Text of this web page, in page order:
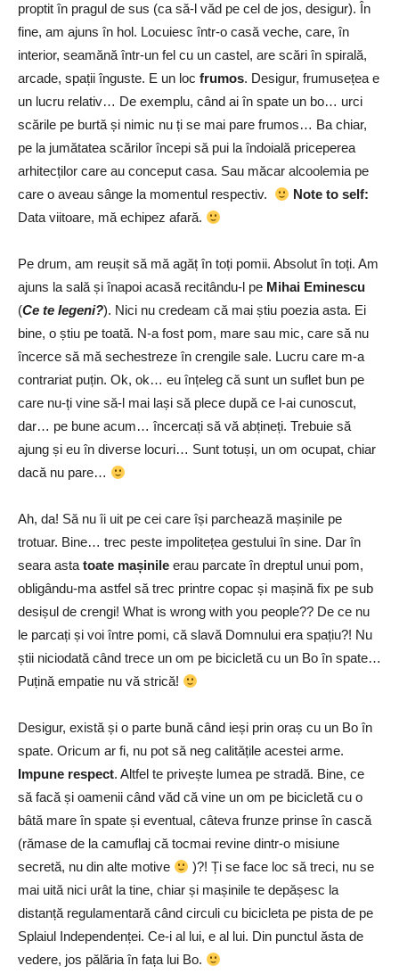
proptit în pragul de sus (ca să-l văd pe cel de jos, desigur). În
fine, am ajuns în hol. Locuiesc într-o casă veche, care, în
interior, seamănă într-un fel cu un castel, are scări în spirală,
arcade, spații înguste. E un loc frumos. Desigur, frumusețea e
un lucru relativ… De exemplu, când ai în spate un bo… urci
scările pe burtă și nimic nu ți se mai pare frumos… Ba chiar,
pe la jumătatea scărilor începi să pui la îndoială priceperea
arhitecților care au conceput casa. Sau măcar alcoolemia pe
care o aveau sânge la momentul respectiv.
Note to self:
Data viitoare, mă echipez afară.
Pe drum, am reușit să mă agăț în toți pomii. Absolut în toți. Am
ajuns la sală și înapoi acasă recitându-l pe Mihai Eminescu
(Ce te legeni?). Nici nu credeam că mai știu poezia asta. Ei
bine, o știu pe toată. N-a fost pom, mare sau mic, care să nu
încerce să mă sechestreze în crengile sale. Lucru care m-a
contrariat puțin. Ok, ok… eu înțeleg că sunt un suflet bun pe
care nu-ți vine să-l mai lași să plece după ce l-ai cunoscut,
dar… pe bune acum… încercați să vă abțineți. Trebuie să
ajung și eu în diverse locuri… Sunt totuși, un om ocupat, chiar
dacă nu pare…
Ah, da! Să nu îi uit pe cei care își parchează mașinile pe
trotuar. Bine… trec peste impolitețea gestului în sine. Dar în
seara asta toate mașinile erau parcate în dreptul unui pom,
obligându-ma astfel să trec printre copac și mașină fix pe sub
desișul de crengi! What is wrong with you people?? De ce nu
le parcați și voi între pomi, că slavă Domnului era spațiu?! Nu
știi niciodată când trece un om pe bicicletă cu un Bo în spate…
Puțină empatie nu vă strică!
Desigur, există și o parte bună când ieși prin oraș cu un Bo în
spate. Oricum ar fi, nu pot să neg calitățile acestei arme.
Impune respect. Altfel te privește lumea pe stradă. Bine, ce
să facă și oamenii când văd că vine un om pe bicicletă cu o
bâtă mare în spate și eventual, câteva frunze prinse în cască
(rămase de la camuflaj că tocmai revine dintr-o misiune
secretă, nu din alte motive
)?! Ți se face loc să treci, nu se
mai uită nici urât la tine, chiar și mașinile te depășesc la
distanță regulamentară când circuli cu bicicleta pe pista de pe
Splaiul Independenței. Ce-i al lui, e al lui. Din punctul ăsta de
vedere, jos pălăria în fața lui Bo.